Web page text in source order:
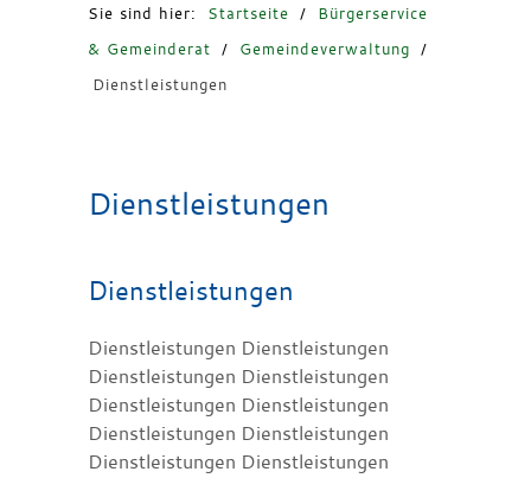
Sie sind hier: Startseite /
Bürgerservice
& Gemeinderat
/ Gemeindeverwaltung
/
Dienstleistungen
Dienstleistungen
Dienstleistungen
Dienstleistungen Dienstleistungen
Dienstleistungen Dienstleistungen
Dienstleistungen Dienstleistungen
Dienstleistungen Dienstleistungen
Dienstleistungen Dienstleistungen